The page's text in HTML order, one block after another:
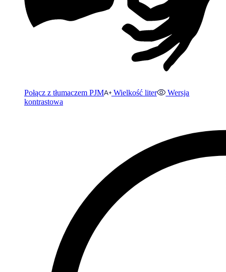
Połącz z tłumaczem PJM Wielkość liter
Wersja
kontrastowa